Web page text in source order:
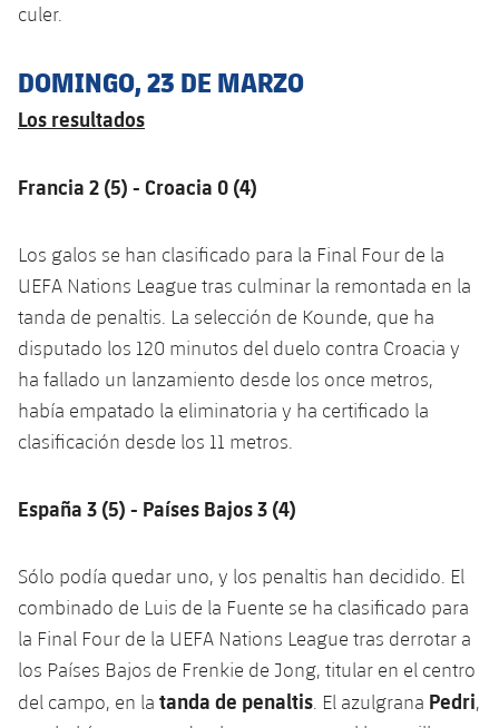
culer.
DOMINGO, 23 DE MARZO
Los resultados
Francia 2 (5) - Croacia 0 (4)
Los galos se han clasificado para la Final Four de la
UEFA Nations League tras culminar la remontada en la
tanda de penaltis. La selección de Kounde, que ha
disputado los 120 minutos del duelo contra Croacia y
ha fallado un lanzamiento desde los once metros,
había empatado la eliminatoria y ha certificado la
clasificación desde los 11 metros.
España 3 (5) - Países Bajos 3 (4)
Sólo podía quedar uno, y los penaltis han decidido. El
combinado de Luis de la Fuente se ha clasificado para
la Final Four de la UEFA Nations League tras derrotar a
los Países Bajos de Frenkie de Jong, titular en el centro
del campo, en la tanda de penaltis . El azulgrana Pedri,